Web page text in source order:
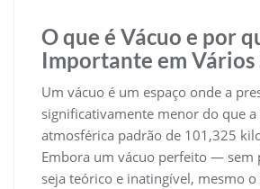
O que é Vácuo e por
Importante em Vários
Um vácuo é um espaço onde a
significativamente menor do que a
atmosférica padrão de 101,325
Embora um vácuo perfeito —
seja teórico e inatingível, mesmo o